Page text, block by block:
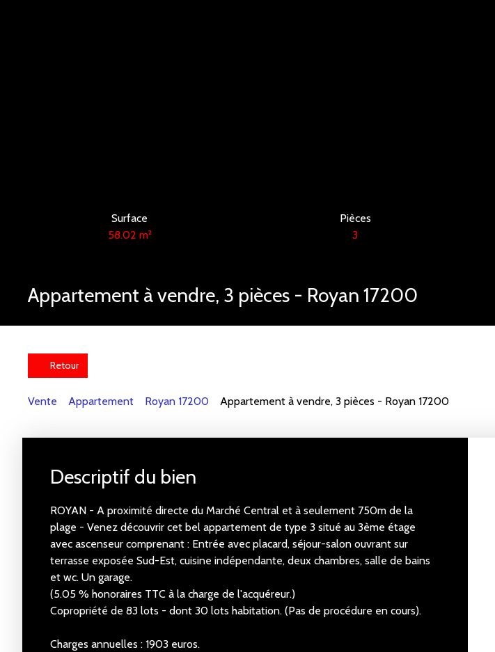
Surface
58.02 m²
Pièces
3
Appartement à vendre, 3 pièces - Royan 17200
Retour
Vente Appartement Royan 17200 Appartement à vendre, 3 pièces - Royan 17200
Descriptif du bien
ROYAN - A proximité directe du Marché Central et à seulement 750m de la
plage - Venez découvrir cet bel appartement de type 3 situé au 3ème étage
avec ascenseur comprenant : Entrée avec placard, séjour-salon ouvrant sur
terrasse exposée Sud-Est, cuisine indépendante, deux chambres, salle de bains
et wc. Un garage.
(5.05 % honoraires TTC à la charge de l'acquéreur.)
Copropriété de 83 lots - dont 30 lots habitation. (Pas de procédure en cours).
Charges annuelles : 1903 euros.